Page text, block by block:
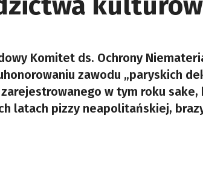
Komitet ds. Ochrony
zawodu „paryskich
w tym roku
latach pizzy neapolitańskiej,